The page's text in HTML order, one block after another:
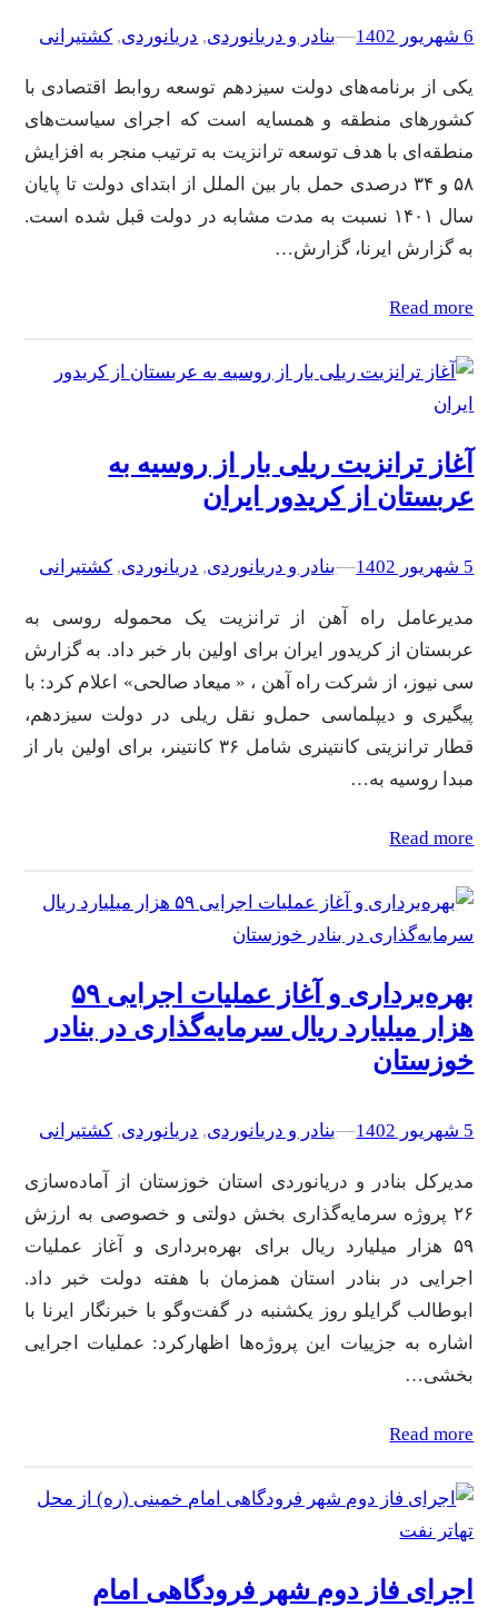
6 شهریور 1402 –
–بنادر و دریانوردی, دریانوردی, کشتیرانی
یکی از برنامه‌های دولت سیزدهم توسعه روابط اقتصادی با
کشورهای منطقه و همسایه است که اجرای سیاست‌های
منطقه‌ای با هدف توسعه ترانزیت به ترتیب منجر به افزایش
۵۸ و ۳۴ درصدی حمل بار بین الملل از ابتدای دولت تا پایان
سال ۱۴۰۱ نسبت به مدت مشابه در دولت قبل شده است.
به گزارش ایرنا، گزارش…
Read more
آغاز ترانزیت ریلی بار از روسیه به
عربستان از کریدور ایران
5 شهریور 1402 –
–بنادر و دریانوردی, دریانوردی, کشتیرانی
مدیرعامل راه آهن از ترانزیت یک محموله روسی به
عربستان از کریدور ایران برای اولین بار خبر داد. به گزارش
سی نیوز، از شرکت راه آهن ، « میعاد صالحی» اعلام کرد: با
پیگیری و دیپلماسی حمل‌و نقل ریلی در دولت سیزدهم،
قطار ترانزیتی کانتینری شامل ۳۶ کانتینر، برای اولین بار از
مبدا روسیه به…
Read more
بهره‌برداری و آغاز عملیات اجرایی ۵۹
هزار میلیارد ریال سرمایه‌گذاری در بنادر
خوزستان
5 شهریور 1402 –
–بنادر و دریانوردی, دریانوردی, کشتیرانی
مدیرکل بنادر و دریانوردی استان خوزستان از آماده‌سازی
۲۶ پروژه سرمایه‌گذاری بخش دولتی و خصوصی به ارزش
۵۹ هزار میلیارد ریال برای بهره‌برداری و آغاز عملیات
اجرایی در بنادر استان همزمان با هفته دولت خبر داد.
ابوطالب گرایلو روز یکشنبه در گفت‌وگو با خبرنگار ایرنا با
اشاره به جزییات این پروژه‌ها اظهارکرد: عملیات اجرایی
بخشی…
Read more
اجرای فاز دوم شهر فرودگاهی امام